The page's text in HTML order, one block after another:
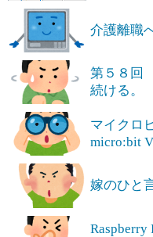
介護離職
第５８回
続ける。
マイクロ
micro:bit
嫁のひと
Raspberry